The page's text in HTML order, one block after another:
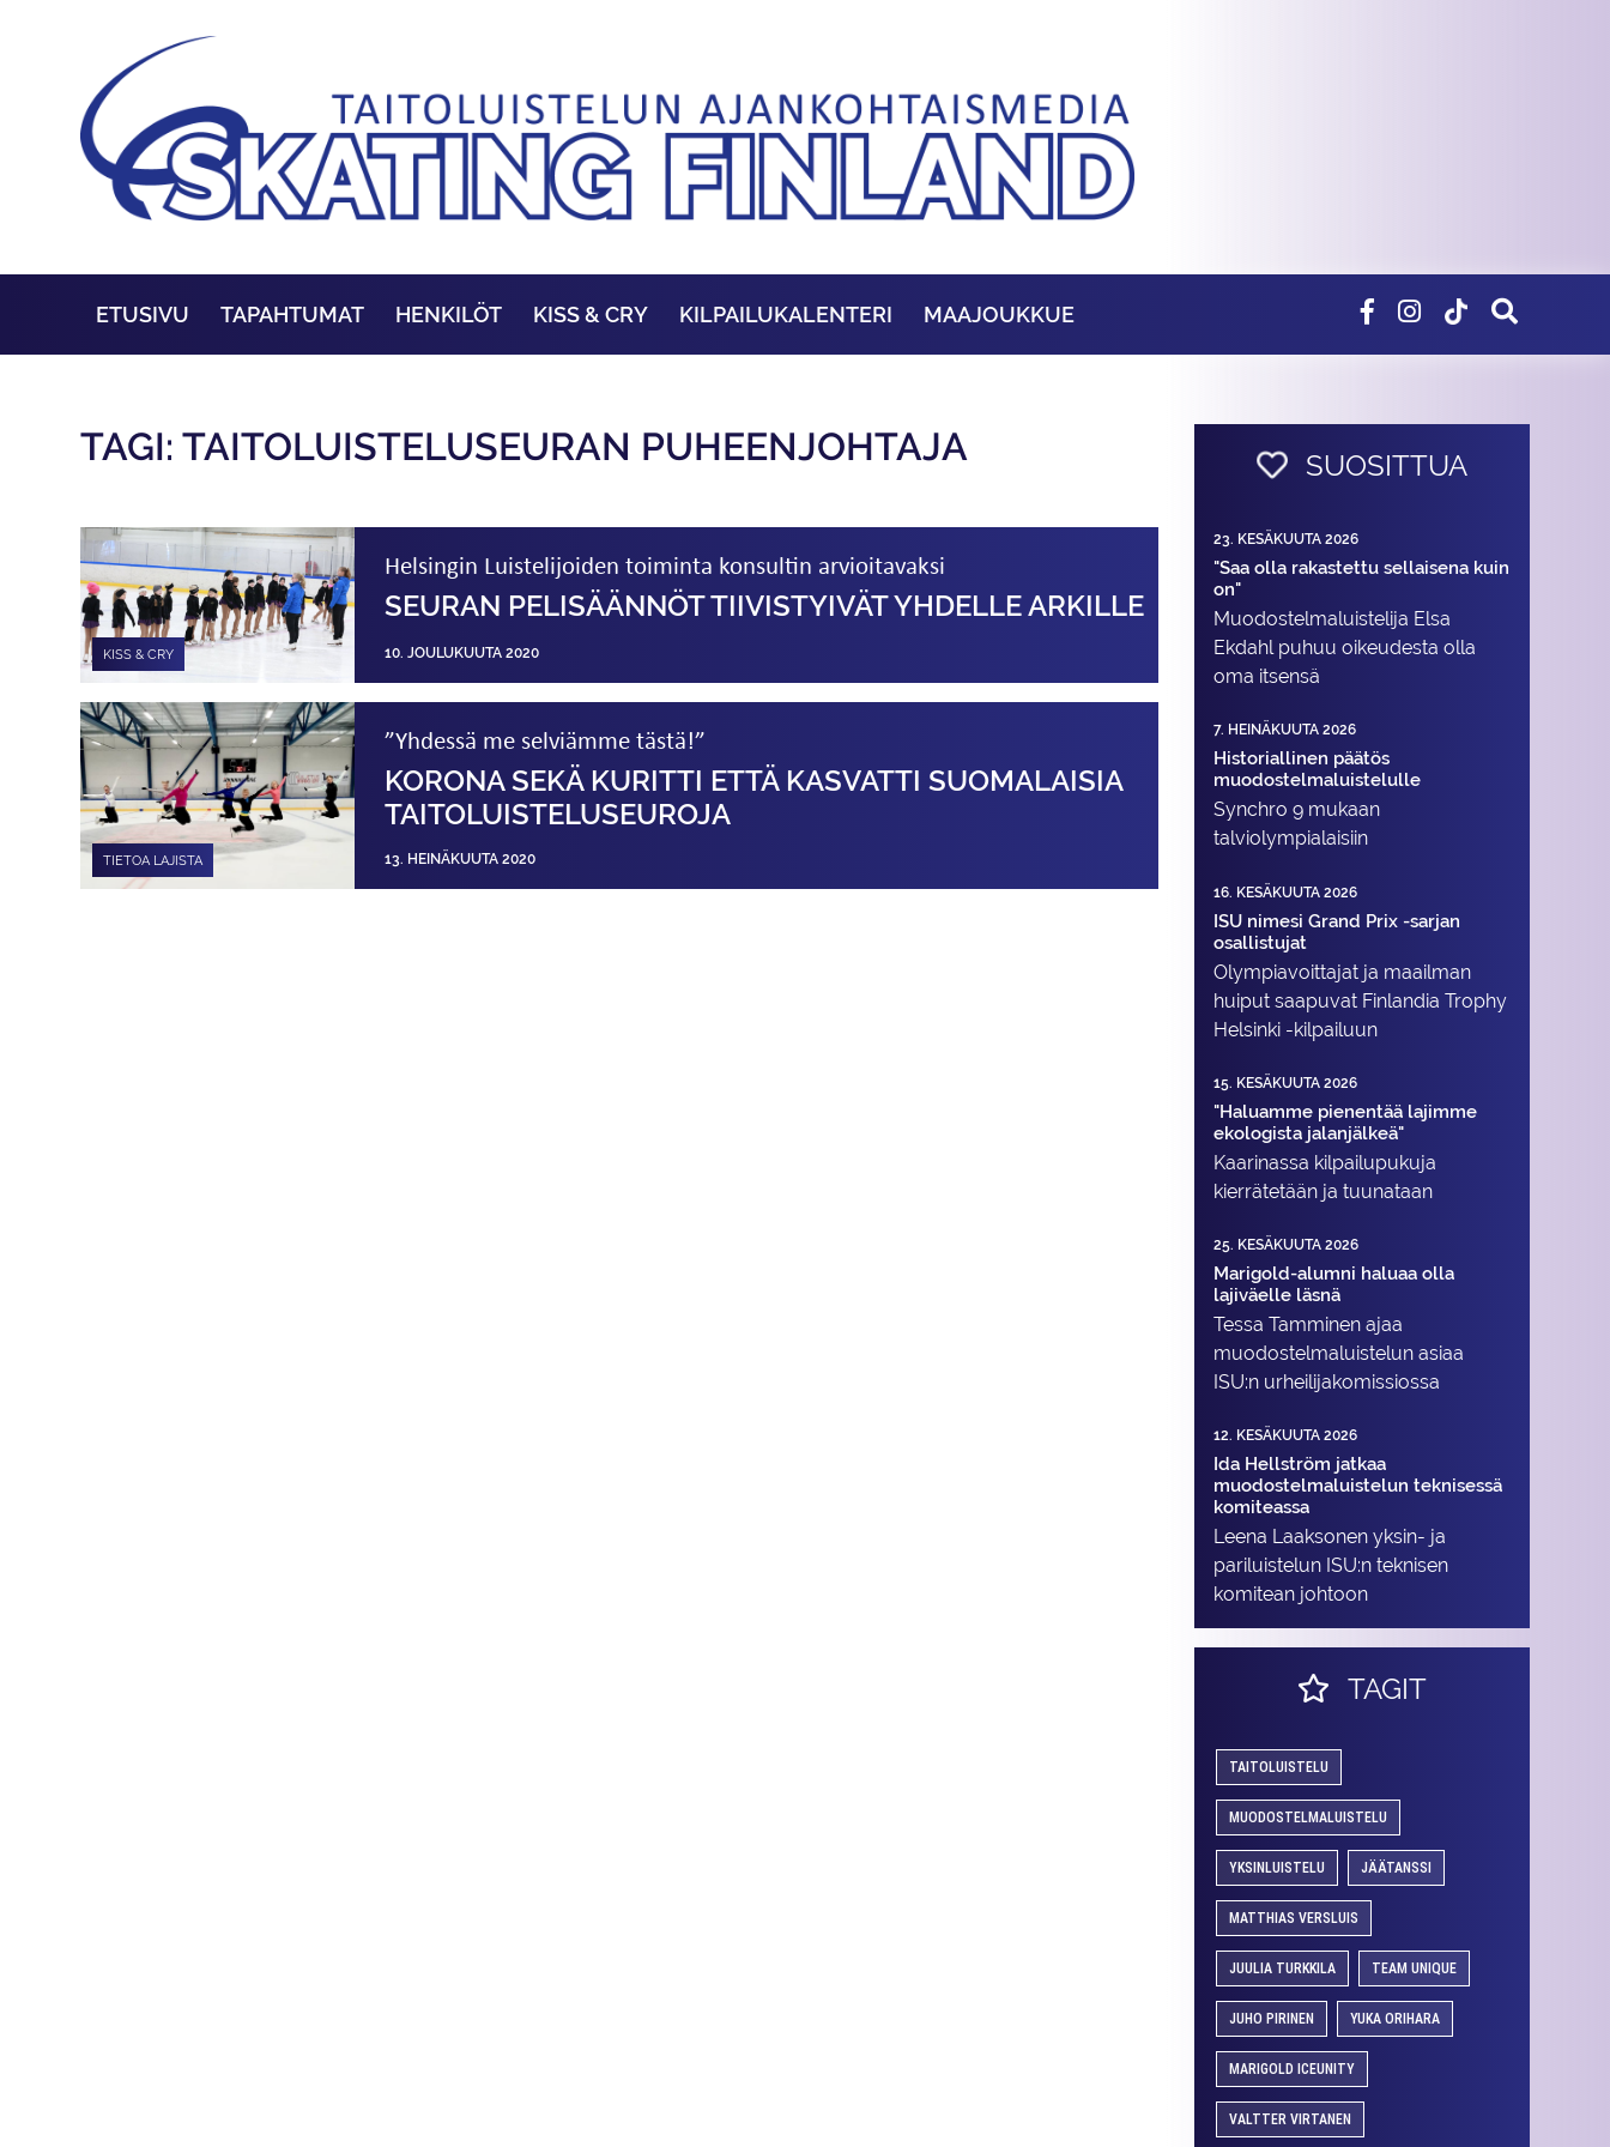
ETUSIVU TAPAHTUMAT HENKILÖT KISS & CRY KILPAILUKALENTERI MAAJOUKKUE
TAGI: TAITOLUISTELUSEURAN PUHEENJOHTAJA
KISS & CRY
Helsingin Luistelijoiden toiminta konsultin arvioitavaksi
SEURAN PELISÄÄNNÖT TIIVISTYIVÄT YHDELLE ARKILLE
10. JOULUKUUTA 2020
TIETOA LAJISTA
”Yhdessä me selviämme tästä!”
KORONA SEKÄ KURITTI ETTÄ KASVATTI SUOMALAISIA
TAITOLUISTELUSEUROJA
13. HEINÄKUUTA 2020
SUOSITTUA
23. KESÄKUUTA 2026
"Saa olla rakastettu sellaisena kuin
on"
Muodostelma­luistelija Elsa
Ekdahl puhuu oikeudesta olla
oma itsensä
7. HEINÄKUUTA 2026
Historiallinen päätös
muodostelmaluistelulle
Synchro 9 mukaan
talviolympialaisiin
16. KESÄKUUTA 2026
ISU nimesi Grand Prix -sarjan
osallistujat
Olympiavoittajat ja maailman
huiput saapuvat Finlandia Trophy
Helsinki -kilpailuun
15. KESÄKUUTA 2026
"Haluamme pienentää lajimme
ekologista jalanjälkeä"
Kaarinassa kilpailupukuja
kierrätetään ja tuunataan
25. KESÄKUUTA 2026
Marigold-alumni haluaa olla
lajiväelle läsnä
Tessa Tamminen ajaa
muodostelma­luistelun asiaa
ISU:n urheilija­komissiossa
12. KESÄKUUTA 2026
Ida Hellström jatkaa
muodostelmaluistelun teknisessä
komiteassa
Leena Laaksonen yksin- ja
pariluistelun ISU:n teknisen
komitean johtoon
TAGIT
TAITOLUISTELU
MUODOSTELMALUISTELU
YKSINLUISTELU JÄÄTANSSI
MATTHIAS VERSLUIS
JUULIA TURKKILA TEAM UNIQUE
JUHO PIRINEN YUKA ORIHARA
MARIGOLD ICEUNITY
VALTTER VIRTANEN